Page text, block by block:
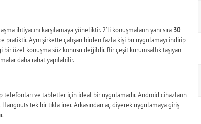
ihtiyacını karşılamaya yöneliktir. 2’li konuşmaların yanı sıra 30
Aynı şirkette çalışan birden fazla kişi bu uygulamayı indirip
bir özel konuşma söz konusu değildir. Bir çeşit kurumsallık taşıyan
daha rahat yapılabilir.
telefonları ve tabletler için ideal bir uygulamadır. Android cihazların
tek bir tıkla iner. Arkasından aç diyerek uygulamaya giriş